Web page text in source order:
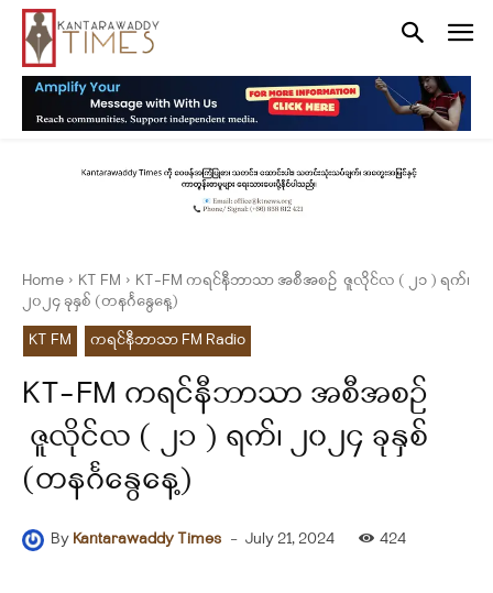
Home KT FM
KT-FM ကရင်နီဘာသာ အစီအစဉ် ဇူလိုင်လ ( ၂၁ ) ရက်၊
၂၀၂၄ ခုနှစ် (တနင်္ဂနွေနေ့)
KT FM
ကရင်နီဘာသာ FM Radio
KT-FM ကရင်နီဘာသာ အစီအစဉ်
ဇူလိုင်လ ( ၂၁ ) ရက်၊ ၂၀၂၄ ခုနှစ်
(တနင်္ဂနွေနေ့)
By Kantarawaddy Times - July 21, 2024 424